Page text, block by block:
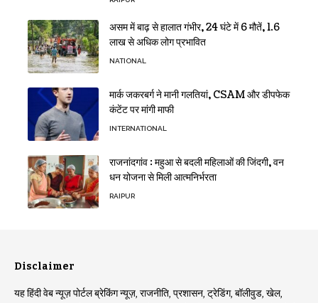
असम में बाढ़ से हालात गंभीर, 24 घंटे में 6 मौतें, 1.6
लाख से अधिक लोग प्रभावित
NATIONAL
मार्क जकरबर्ग ने मानी गलतियां, CSAM और डीपफेक
कंटेंट पर मांगी माफी
INTERNATIONAL
राजनांदगांव : महुआ से बदली महिलाओं की जिंदगी, वन
धन योजना से मिली आत्मनिर्भरता
RAIPUR
Disclaimer
यह हिंदी वेब न्यूज़ पोर्टल ब्रेकिंग न्यूज़, राजनीति, प्रशासन, ट्रेडिंग, बॉलीवुड, खेल,